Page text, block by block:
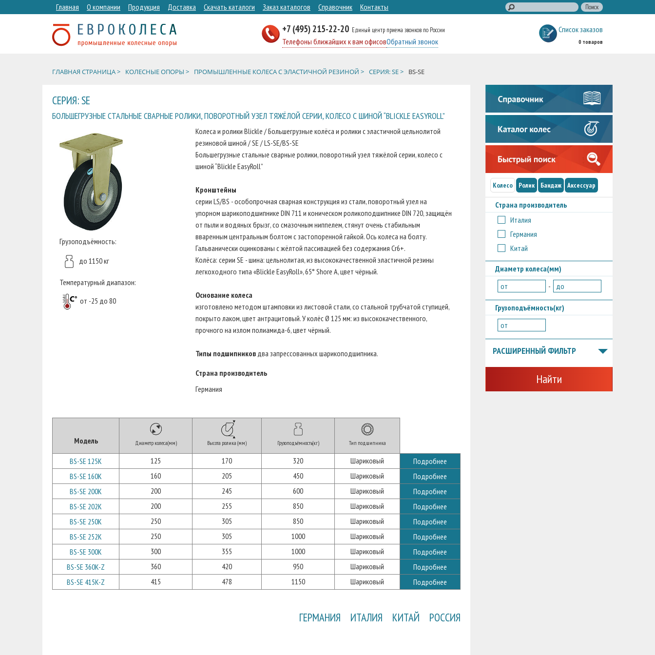
Главная О компании Продукция Доставка Скачать каталоги Заказ каталогов Справочник Контакты
+7 (495) 215-22-20 Единый центр приема звонков по России
Телефоны ближайших к вам офисовОбратный звонок
Список заказов
0 товаров
ГЛАВНАЯ СТРАНИЦА > КОЛЕСНЫЕ ОПОРЫ > ПРОМЫШЛЕННЫЕ КОЛЕСА С ЭЛАСТИЧНОЙ РЕЗИНОЙ > СЕРИЯ: SE > BS-SE
СЕРИЯ: SE
БОЛЬШЕГРУЗНЫЕ СТАЛЬНЫЕ СВАРНЫЕ РОЛИКИ, ПОВОРОТНЫЙ УЗЕЛ ТЯЖЁЛОЙ СЕРИИ, КОЛЕСО С ШИНОЙ “BLICKLE EASYROLL”
Грузоподъёмность:
до 1150 кг
Температурный диапазон:
от -25 до 80
Колеса и ролики Blickle / Большегрузные колёса и ролики с эластичной цельнолитой
резиновой шиной / SE / LS-SE/BS-SE
Большегрузные стальные сварные ролики, поворотный узел тяжёлой серии, колесо с
шиной “Blickle EasyRoll”
Кронштейны
серии LS/BS - особопрочная сварная конструкция из стали, поворотный узел на
упорном шарикоподшипнике DIN 711 и коническом роликоподшипнике DIN 720, защищён
от пыли и водяных брызг, со смазочным ниппелем, стянут очень стабильным
вваренным центральным болтом с застопоренной гайкой. Ось колеса на болту.
Гальванически оцинкованы с жёлтой пассивацией без содержания Cr6+.
Колёса: серии SE - шина: цельнолитая, из высококачественной эластичной резины
легкоходного типа «Blickle EasyRoll», 65° Shore A, цвет чёрный.
Основание колеса
изготовлено методом штамповки из листовой стали, со стальной трубчатой ступицей,
покрыто лаком, цвет антрацитовый. У колёс Ø 125 мм: из высококачественного,
прочного на излом полиамида-6, цвет чёрный.
Типы подшипников два запрессованных шарикоподшипника.
Страна производитель
Германия
Модель Диаметр колеса(мм) Высота ролика (мм) Грузоподъёмность(кг) Тип подшипника
BS-SE 125K 125 170 320 Шариковый
Подробнее
BS-SE 160K
160 205 450 Шариковый
Подробнее
BS-SE 200K
200 245 600 Шариковый
Подробнее
BS-SE 202K
200 255 850 Шариковый
Подробнее
BS-SE 250K
250 305 850 Шариковый
Подробнее
BS-SE 252K
250 305 1000 Шариковый
Подробнее
BS-SE 300K
300 355 1000 Шариковый
Подробнее
BS-SE 360K-Z
360 420 950 Шариковый
Подробнее
BS-SE 415K-Z
415 478 1150 Шариковый Подробнее
ГЕРМАНИЯ ИТАЛИЯ КИТАЙ РОССИЯ
Колесо Ролик Бандаж Аксессуар
Страна производитель
Италия
Германия
Китай
Диаметр колеса(мм)
от
- до
Грузоподъёмность(кг)
от
РАСШИРЕННЫЙ ФИЛЬТР
Найти